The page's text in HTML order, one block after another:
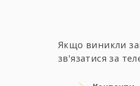
Якщо виникли
зв'язатися за